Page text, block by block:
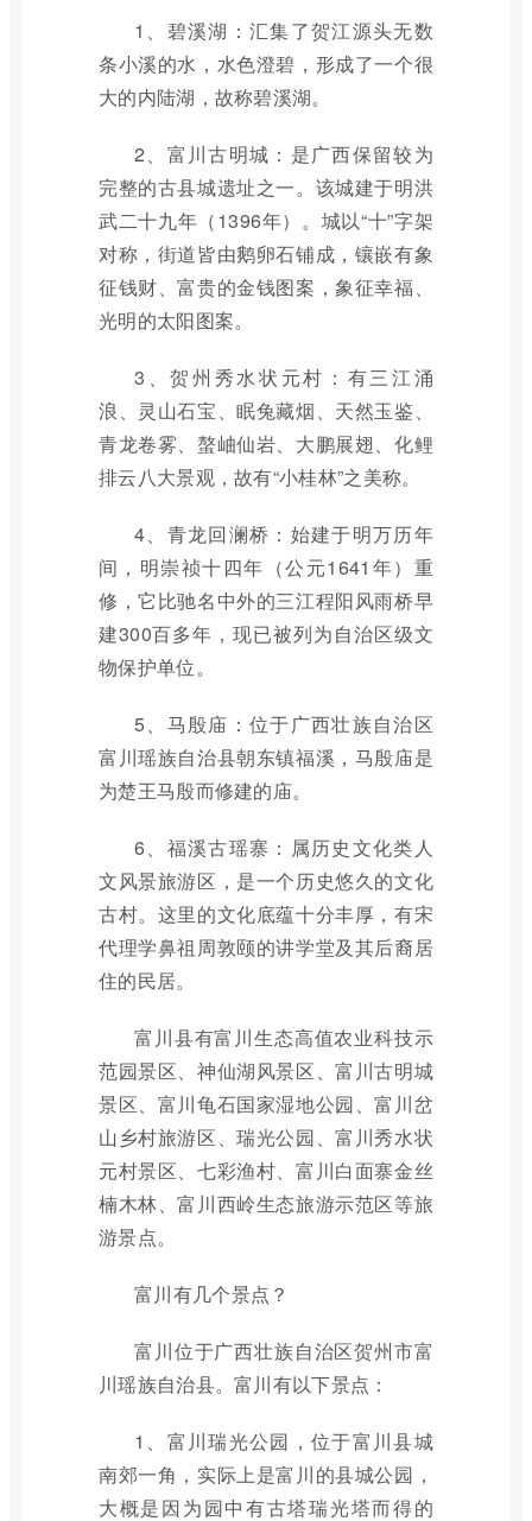
1、碧溪湖：汇集了贺江源头无数
条小溪的水，水色澄碧，形成了一个很
大的内陆湖，故称碧溪湖。
2、富川古明城：是广西保留较为
完整的古县城遗址之一。该城建于明洪
武二十九年（1396年）。城以“十”字架
对称，街道皆由鹅卵石铺成，镶嵌有象
征钱财、富贵的金钱图案，象征幸福、
光明的太阳图案。
3、贺州秀水状元村：有三江涌
浪、灵山石宝、眠兔藏烟、天然玉鉴、
青龙卷雾、螯岫仙岩、大鹏展翅、化鲤
排云八大景观，故有“小桂林”之美称。
4、青龙回澜桥：始建于明万历年
间，明崇祯十四年（公元1641年）重
修，它比驰名中外的三江程阳风雨桥早
建300百多年，现已被列为自治区级文
物保护单位。
5、马殷庙：位于广西壮族自治区
富川瑶族自治县朝东镇福溪，马殷庙是
为楚王马殷而修建的庙。
6、福溪古瑶寨：属历史文化类人
文风景旅游区，是一个历史悠久的文化
古村。这里的文化底蕴十分丰厚，有宋
代理学鼻祖周敦颐的讲学堂及其后裔居
住的民居。
富川县有富川生态高值农业科技示
范园景区、神仙湖风景区、富川古明城
景区、富川龟石国家湿地公园、富川岔
山乡村旅游区、瑞光公园、富川秀水状
元村景区、七彩渔村、富川白面寨金丝
楠木林、富川西岭生态旅游示范区等旅
游景点。
富川有几个景点？
富川位于广西壮族自治区贺州市富
川瑶族自治县。富川有以下景点：
1、富川瑞光公园，位于富川县城
南郊一角，实际上是富川的县城公园，
大概是因为园中有古塔瑞光塔而得的